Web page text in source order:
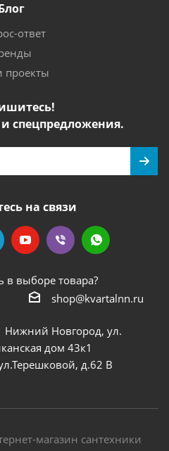
ответ
проекты
спецпредложения.
на связи
выборе товара?
shop@kvartalnn.ru
Новгород, ул.
дом 43к1
д.62 В
магазин сантехники